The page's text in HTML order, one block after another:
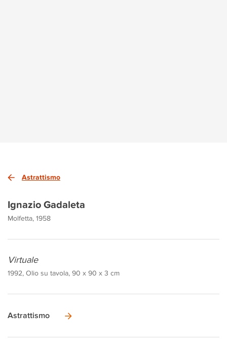
Astrattismo
Ignazio Gadaleta
Molfetta, 1958
Virtuale
1992, Olio su tavola, 90 x 90 x 3 cm
Astrattismo